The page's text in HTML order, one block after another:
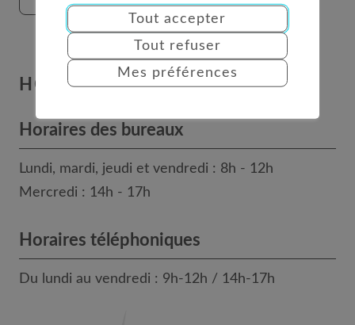
HORAIRES
Horaires des bureaux
Lundi, mardi, jeudi et vendredi : 8h - 12h
Mercredi : 14h - 17h
Horaires téléphoniques
Du lundi au vendredi : 9h-12h / 14h-17h
Tout accepter
Tout refuser
Mes préférences